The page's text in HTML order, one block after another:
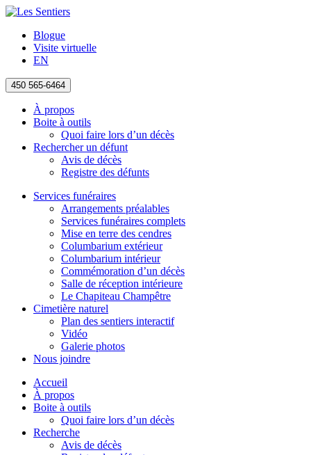
Blogue
Visite virtuelle
EN
450 565-6464
À propos
Boite à outils
Quoi faire lors d’un décès
Rechercher un défunt
Avis de décès
Registre des défunts
Services funéraires
Arrangements préalables
Services funéraires complets
Mise en terre des cendres
Columbarium extérieur
Columbarium intérieur
Commémoration d’un décès
Salle de réception intérieure
Le Chapiteau Champêtre
Cimetière naturel
Plan des sentiers interactif
Vidéo
Galerie photos
Nous joindre
Accueil
À propos
Boite à outils
Quoi faire lors d’un décès
Recherche
Avis de décès